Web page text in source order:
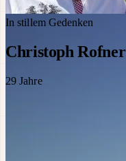
In stillem Gedenken
Christoph Rofner
29 Jahre